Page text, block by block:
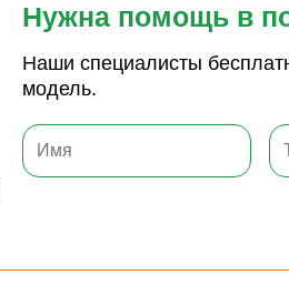
Нужна помощь в
Наши специалисты
модель.